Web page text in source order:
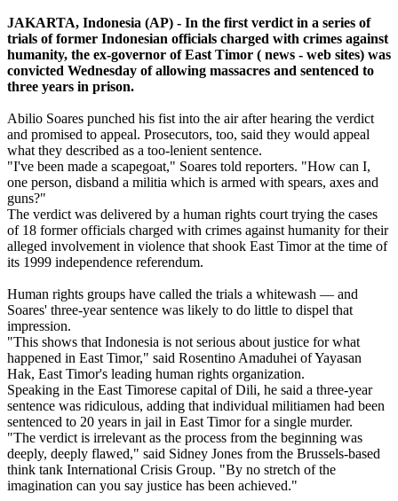
JAKARTA, Indonesia (AP) - In the first verdict in a series of
trials of former Indonesian officials charged with crimes against
humanity, the ex-governor of East Timor ( news - web sites) was
convicted Wednesday of allowing massacres and sentenced to
three years in prison.
Abilio Soares punched his fist into the air after hearing the verdict
and promised to appeal. Prosecutors, too, said they would appeal
what they described as a too-lenient sentence.
"I've been made a scapegoat," Soares told reporters. "How can I,
one person, disband a militia which is armed with spears, axes and
guns?"
The verdict was delivered by a human rights court trying the cases
of 18 former officials charged with crimes against humanity for their
alleged involvement in violence that shook East Timor at the time of
its 1999 independence referendum.
Human rights groups have called the trials a whitewash — and
Soares' three-year sentence was likely to do little to dispel that
impression.
"This shows that Indonesia is not serious about justice for what
happened in East Timor," said Rosentino Amaduhei of Yayasan
Hak, East Timor's leading human rights organization.
Speaking in the East Timorese capital of Dili, he said a three-year
sentence was ridiculous, adding that individual militiamen had been
sentenced to 20 years in jail in East Timor for a single murder.
"The verdict is irrelevant as the process from the beginning was
deeply, deeply flawed," said Sidney Jones from the Brussels-based
think tank International Crisis Group. "By no stretch of the
imagination can you say justice has been achieved."